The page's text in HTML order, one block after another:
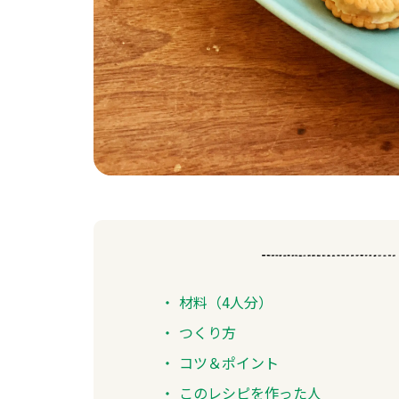
材料（4人分）
つくり方
コツ＆ポイント
このレシピを作った人